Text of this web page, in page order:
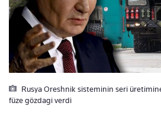
Rusya Oreshnik sisteminin seri
füze gözdagi verdi